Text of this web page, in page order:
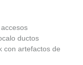
ductos
con artefactos de